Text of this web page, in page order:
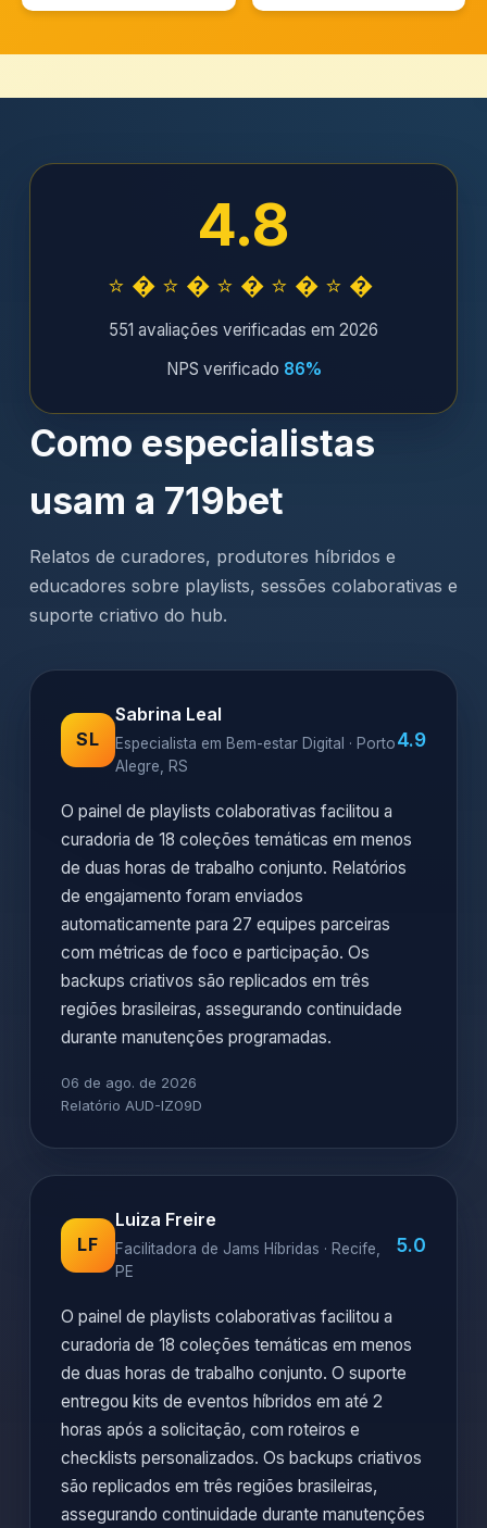
4.8
⭐�⭐�⭐�⭐�⭐�
551 avaliações verificadas em 2026
NPS verificado 86%
Como especialistas
usam a 719bet
Relatos de curadores, produtores híbridos e
educadores sobre playlists, sessões colaborativas e
suporte criativo do hub.
SL
Sabrina Leal
Especialista em Bem-estar Digital · Porto
Alegre, RS
4.9
O painel de playlists colaborativas facilitou a
curadoria de 18 coleções temáticas em menos
de duas horas de trabalho conjunto. Relatórios
de engajamento foram enviados
automaticamente para 27 equipes parceiras
com métricas de foco e participação. Os
backups criativos são replicados em três
regiões brasileiras, assegurando continuidade
durante manutenções programadas.
06 de ago. de 2026
Relatório AUD-IZ09D
LF
Luiza Freire
Facilitadora de Jams Híbridas · Recife,
PE
5.0
O painel de playlists colaborativas facilitou a
curadoria de 18 coleções temáticas em menos
de duas horas de trabalho conjunto. O suporte
entregou kits de eventos híbridos em até 2
horas após a solicitação, com roteiros e
checklists personalizados. Os backups criativos
são replicados em três regiões brasileiras,
assegurando continuidade durante manutenções